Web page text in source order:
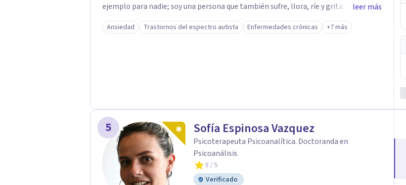
ejemplo para nadie; soy una persona que también sufre, llora, ríe y grita. Para mí,
tu salud, tu paz y tu tranquilidad siempre estarán por encima de lo económico. A lo
largo de mi camino he cuestionado muchas de las reglas rígidas que aprendí en la
WhatsApp para agendar una primera sesión gratuita. Y si estás pasando por un
momento difícil y necesitas hablar con alguien, también puedes contactarme: la
primera conversación no tiene costo.
leer más
Ansiedad Trastornos del espectro autista Enfermedades crónicas +7 más
5 Sofía Espinosa Vazquez
Psicoterapeuta Psicoanalítica. Doctoranda en
Psicoanálisis
5 / 5
Verificado